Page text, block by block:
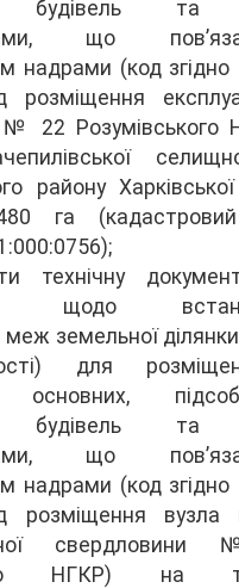
будівель та
що
надрами (код
№ 22 Розумівського
району
га
технічну
щодо
земельної ділянки
для
основних,
будівель та
що
надрами (код
розміщення вузла
НГКР) на